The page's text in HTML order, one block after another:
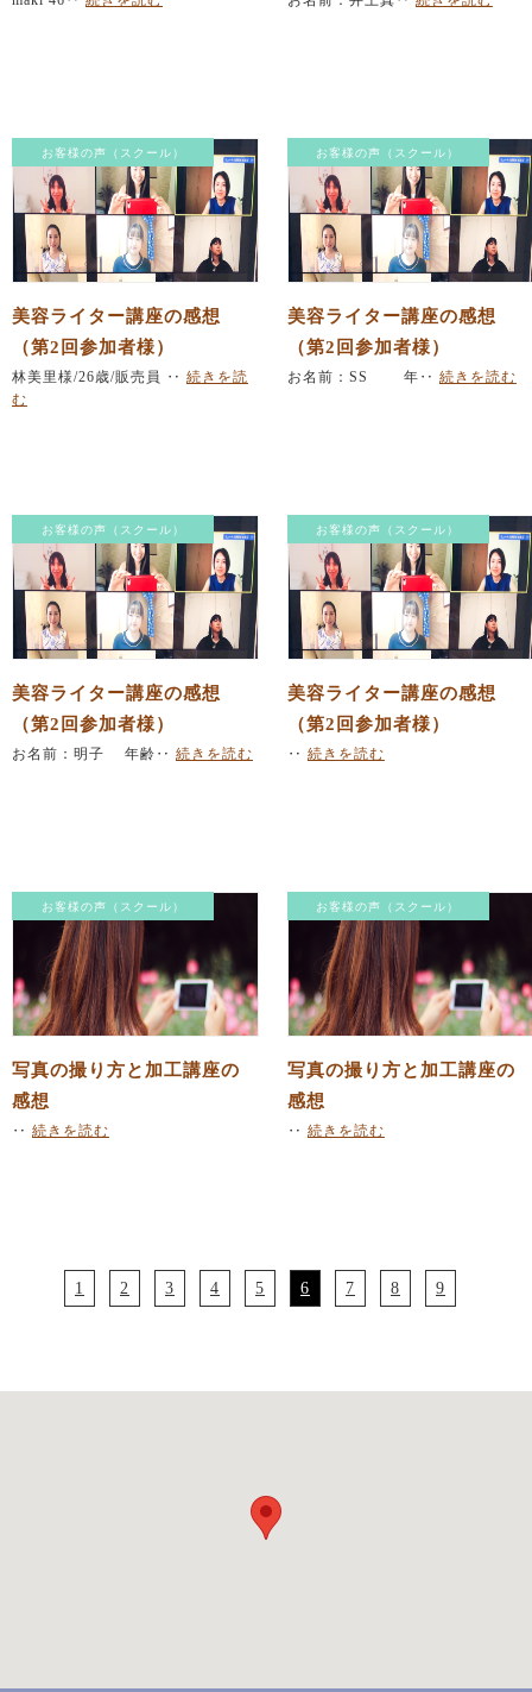
お客様の声（スクール）
美容ライター講座の感想
（第2回参加者様）
林美里様/26歳/販売員 ‥ 続きを読
む
お客様の声（スクール）
美容ライター講座の感想
（第2回参加者様）
お名前：SS 年‥ 続きを読む
お客様の声（スクール）
美容ライター講座の感想
（第2回参加者様）
お名前：明子 年齢‥ 続きを読む
お客様の声（スクール）
美容ライター講座の感想
（第2回参加者様）
‥ 続きを読む
お客様の声（スクール）
写真の撮り方と加工講座の
感想
‥ 続きを読む
お客様の声（スクール）
写真の撮り方と加工講座の
感想
‥ 続きを読む
1 2 3 4 5 6 7 8 9